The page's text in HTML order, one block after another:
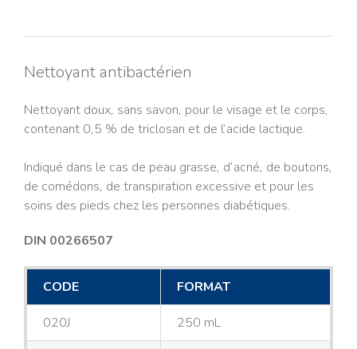
Nettoyant antibactérien
Nettoyant doux, sans savon, pour le visage et le corps,
contenant 0,5 % de triclosan et de l’acide lactique.
Indiqué dans le cas de peau grasse, d’acné, de boutons,
de comédons, de transpiration excessive et pour les
soins des pieds chez les personnes diabétiques.
DIN 00266507
CODE FORMAT
020J 250 mL